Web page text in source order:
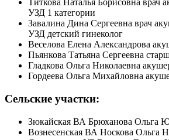
Титкова Наталья Борисовна врач
УЗД 1 категории
Завалина Дина Сергеевна врач
УЗД детский гинеколог
Веселова Елена Александрова
Пьянкова Татьяна Сергеевна
Гладкова Ольга Николаевна
Гордеева Ольга Михайловна
Сельские участки:
Зюкайская ВА Брюханова Ольга
Вознесенская ВА Носкова Ольга